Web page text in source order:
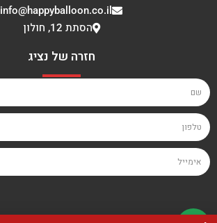
info@happyballoon.co.il
הסתת 12, חולון
חזרה של נציג